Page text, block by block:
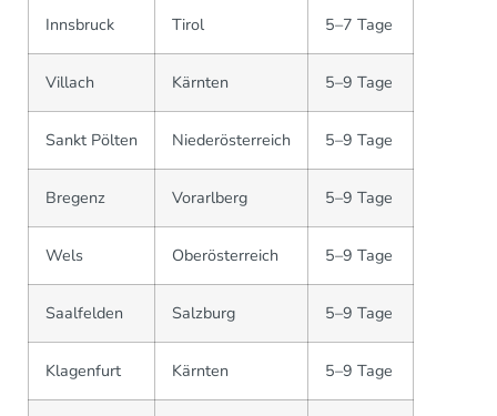
Innsbruck Tirol 5–7 Tage
Villach Kärnten 5–9 Tage
Sankt Pölten Niederösterreich 5–9 Tage
Bregenz Vorarlberg 5–9 Tage
Wels Oberösterreich 5–9 Tage
Saalfelden Salzburg 5–9 Tage
Klagenfurt Kärnten 5–9 Tage